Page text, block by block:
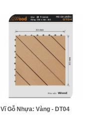
Vĩ Gỗ Nhựa: Vàng - DT04